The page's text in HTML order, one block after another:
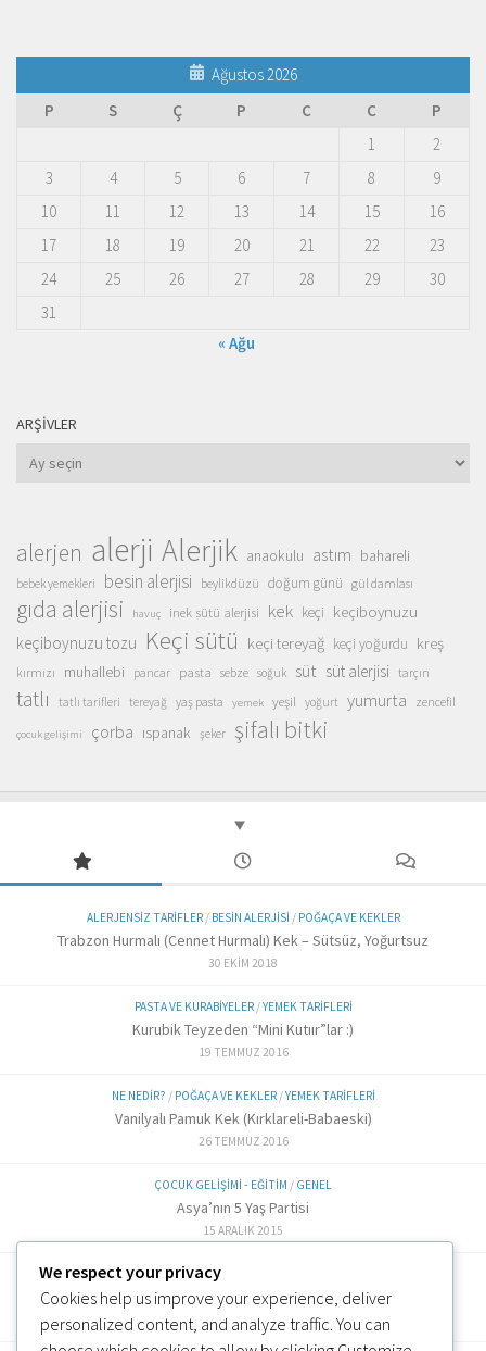
Ağustos 2026
P
S Ç P C C
P
1
2
3
4 5 6 7 8
9
10
11 12 13 14 15
16
17
18 19 20 21 22
23
24
25 26 27 28 29
30
31
« Ağu
ARŞIVLER
Arşivler
alerjen alerji Alerjik anaokulu astım bahareli
bebek yemekleri besin alerjisi beylikdüzü doğum günü gül damlası
gıda alerjisi havuç inek sütü alerjisi kek keçi keçiboynuzu
keçiboynuzu tozu Keçi sütü keçi tereyağ keçi yoğurdu kreş
kırmızı muhallebi pancar pasta sebze soğuk süt süt alerjisi tarçın
tatlı tatlı tarifleri tereyağ yaş pasta yemek yeşil yoğurt yumurta zencefil
çocuk gelişimi çorba ıspanak şeker şifalı bitki
ALERJENSIZ TARIFLER/ BESIN ALERJISI / POĞAÇA VE KEKLER
Trabzon Hurmalı (Cennet Hurmalı) Kek – Sütsüz, Yoğurtsuz
30 EKIM 2018
PASTA VE KURABIYELER/YEMEK TARIFLERI
Kurubik Teyzeden “Mini Kutıır”lar :)
19 TEMMUZ 2016
NE NEDIR? / POĞAÇA VE KEKLER/YEMEK TARIFLERI
Vanilyalı Pamuk Kek (Kırklareli-Babaeski)
26 TEMMUZ 2016
ÇOCUK GELIŞIMI - EĞITIM / GENEL
Asya’nın 5 Yaş Partisi
15 ARALIK 2015
ALTERNATIF TARIFLER
Labne Peynir Yapımı (6 ve üzeri)
3 OCAK 2019
We respect your privacy
Cookies help us improve your experience, deliver
personalized content, and analyze traffic. You can